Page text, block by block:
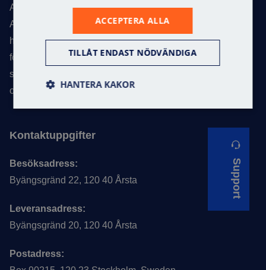
Support
Axema – Total Access
Axema utvecklar passersystem för flerbostadshus, kontor,
handel, industrifastigheter, offentliga lokaler, skolor och
förskolor. Med över 30 år i branschen har vi etablerat oss
som en av Skandinaviens ledande experter inom vårt
område.
Kontaktuppgifter
Besöksadress:
Byängsgränd 22, 120 40 Årsta
Leveransadress:
Byängsgränd 20, 120 40 Årsta
Postadress:
ACCEPTERA ALLA
TILLÅT ENDAST NÖDVÄNDIGA
HANTERA KAKOR